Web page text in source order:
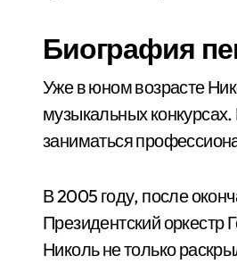
Биография
Уже в юном возрасте
музыкальных
заниматься
В 2005 году, после
Президентский оркестр
Николь не только